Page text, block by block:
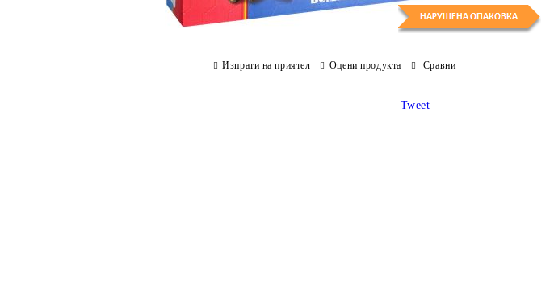
Изпрати на приятел Оцени продукта Сравни
Tweet